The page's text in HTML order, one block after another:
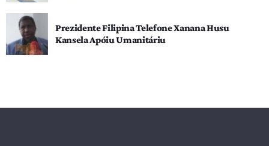
Prezidente Filipina Telefone Xanana Husu
Kansela Apóiu Umanitáriu